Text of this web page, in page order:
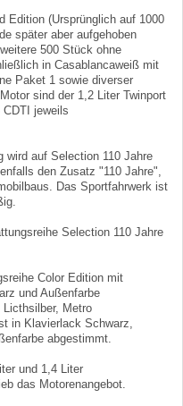
Edition (Ursprünglich auf 1000
später aber aufgehoben
500 Stück ohne
in Casablancaweiß mit
Paket 1 sowie diverser
sind der 1,2 Liter Twinport
jeweils
wird auf Selection 110 Jahre
den Zusatz "110 Jahre",
Das Sportfahrwerk ist
Selection 110 Jahre
Color Edition mit
und Außenfarbe
Metro
in Klavierlack Schwarz,
abgestimmt.
und 1,4 Liter
das Motorenangebot.